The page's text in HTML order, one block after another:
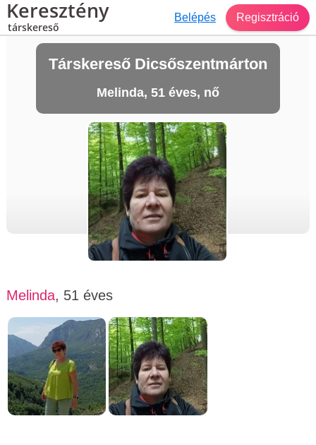
Keresztény
társkereső
Belépés Regisztráció
Társkereső Dicsőszentmárton
Melinda, 51 éves, nő
Melinda, 51 éves